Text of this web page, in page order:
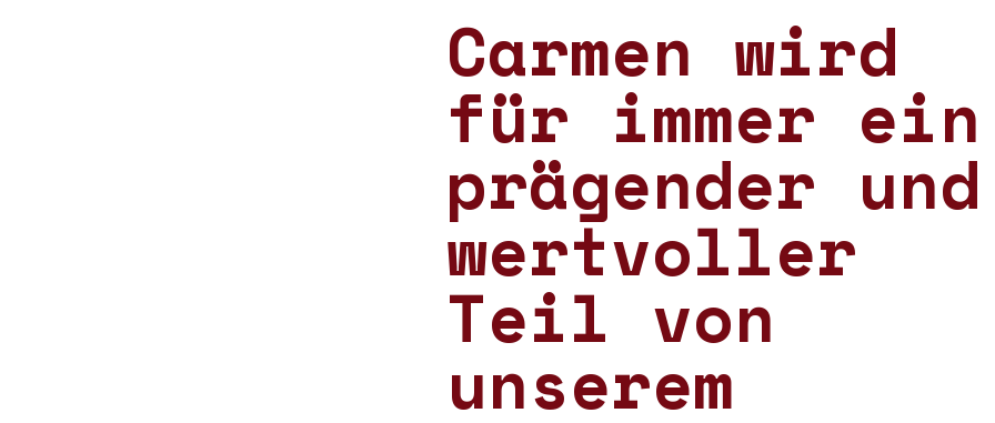
Carmen wird
für immer ein
prägender und
wertvoller
Teil von
unserem